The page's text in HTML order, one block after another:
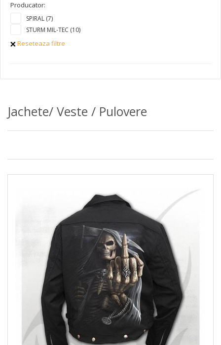
Producator:
SPIRAL (7)
STURM MIL-TEC (10)
Reseteaza filtre
Jachete/ Veste / Pulovere